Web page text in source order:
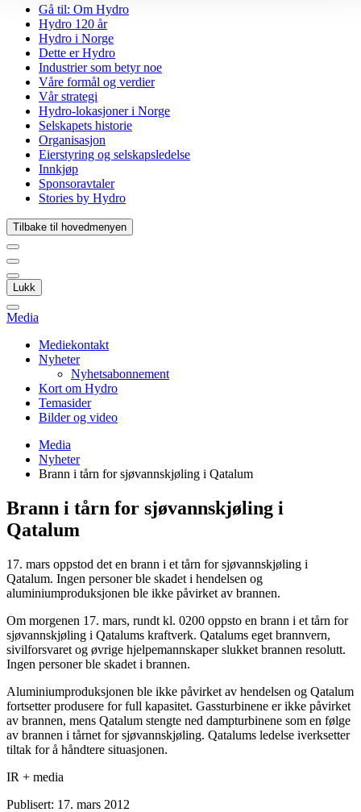
Gå til: Om Hydro
Hydro 120 år
Hydro i Norge
Dette er Hydro
Industrier som betyr noe
Våre formål og verdier
Vår strategi
Hydro-lokasjoner i Norge
Selskapets historie
Organisasjon
Eierstyring og selskapsledelse
Innkjøp
Sponsoravtaler
Stories by Hydro
Tilbake til hovedmenyen
Lukk
Media
Mediekontakt
Nyheter
Nyhetsabonnement
Kort om Hydro
Temasider
Bilder og video
Media
Nyheter
Brann i tårn for sjøvannskjøling i Qatalum
Brann i tårn for sjøvannskjøling i
Qatalum
17. mars oppstod det en brann i et tårn for sjøvannskjøling i
Qatalum. Ingen personer ble skadet i hendelsen og
aluminiumproduksjonen ble ikke påvirket av brannen.
Om morgenen 17. mars, rundt kl. 0200 oppsto en brann i et tårn for
sjøvannskjøling i Qatalums kraftverk. Qatalums eget brannvern,
sivilforsvaret og øvrige hjelpemannskaper slukket brannen resolutt.
Ingen personer ble skadet i brannen.
Aluminiumproduksjonen ble ikke påvirket av hendelsen og Qatalum
fortsetter produsere for full kapasitet. Gassturbinene er ikke påvirket
av brannen, mens Qatalum stengte ned dampturbinene som en følge
av brannen i tårnet for sjøvannskjøling. Qatalums ledelse iverksetter
tiltak for å håndtere situasjonen.
IR + media
Publisert: 17. mars 2012